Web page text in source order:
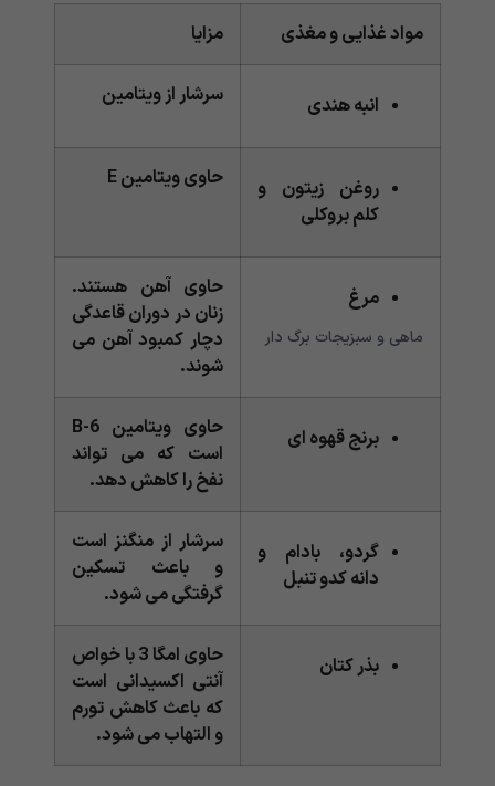
مواد غذایی و مغذی مزایا
انبه هندی سرشار از ویتامین
روغن زیتون و
کلم بروکلی
حاوی ویتامین E
مرغ
ماهی و سبزیجات برگ دار
حاوی آهن هستند.
زنان در دوران قاعدگی
دچار کمبود آهن می
شوند.
برنج قهوه ای
حاوی ویتامین B-6
است که می تواند
نفخ را کاهش دهد.
گردو، بادام و
دانه کدو تنبل
سرشار از منگنز است
و باعث تسکین
گرفتگی می شود.
بذر کتان
حاوی امگا 3 با خواص
آنتی اکسیدانی است
که باعث کاهش تورم
و التهاب می شود.